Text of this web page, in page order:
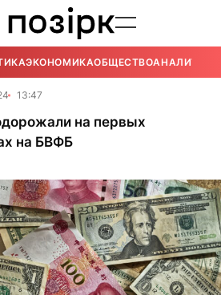
ЭКОНОМИКАОБЩЕСТВОАНАЛИТИКА
13:47
на первых
на БВФБ